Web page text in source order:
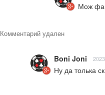
Мож
Комментарий удален
Boni Joni
Ну да толька